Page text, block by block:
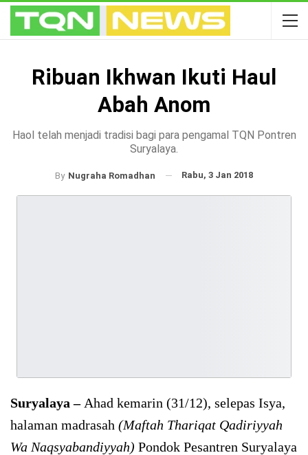
Ribuan Ikhwan Ikuti Haul
Abah Anom
Haol telah menjadi tradisi bagi para pengamal TQN Pontren
Suryalaya.
By Nugraha Romadhan Rabu, 3 Jan 2018
Suryalaya –Ahad kemarin (31/12), selepas Isya,
halaman madrasah (Maftah Thariqat Qadiriyyah
Wa Naqsyabandiyyah) Pondok Pesantren Suryalaya